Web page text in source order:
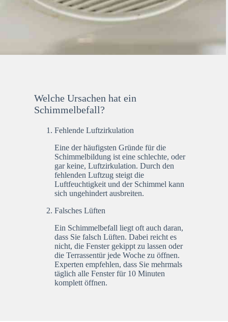
Welche Ursachen hat ein
Schimmelbefall?
Fehlende Luftzirkulation
Eine der häufigsten Gründe für die
Schimmelbildung ist eine schlechte, oder
gar keine, Luftzirkulation. Durch den
fehlenden Luftzug steigt die
Luftfeuchtigkeit und der Schimmel kann
sich ungehindert ausbreiten.
Falsches Lüften
Ein Schimmelbefall liegt oft auch daran,
dass Sie falsch Lüften. Dabei reicht es
nicht, die Fenster gekippt zu lassen oder
die Terrassentür jede Woche zu öffnen.
Experten empfehlen, dass Sie mehrmals
täglich alle Fenster für 10 Minuten
komplett öffnen.